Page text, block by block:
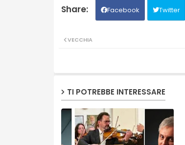
Facebook Twitter
VECCHIA
TI POTREBBE INTERESSARE